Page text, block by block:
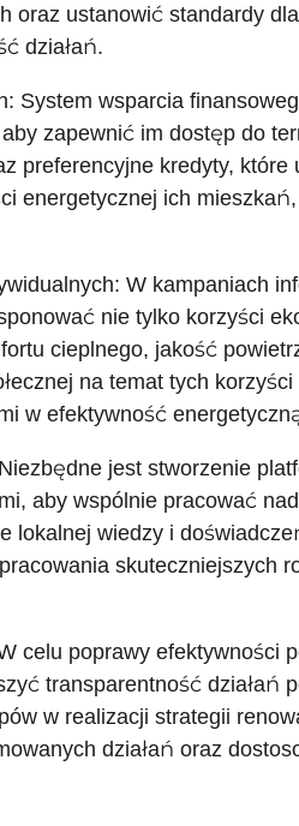
oraz ustanowić standardy
działań.
System wsparcia
zapewnić im dostęp do
preferencyjne kredyty, które
energetycznej ich
W kampaniach
nie tylko korzyści
cieplnego, jakość
na temat tych
w efektywność
jest stworzenie
aby wspólnie pracować
lokalnej wiedzy i
skuteczniejszych
celu poprawy efektywności
transparentność działań
w realizacji strategii
działań oraz